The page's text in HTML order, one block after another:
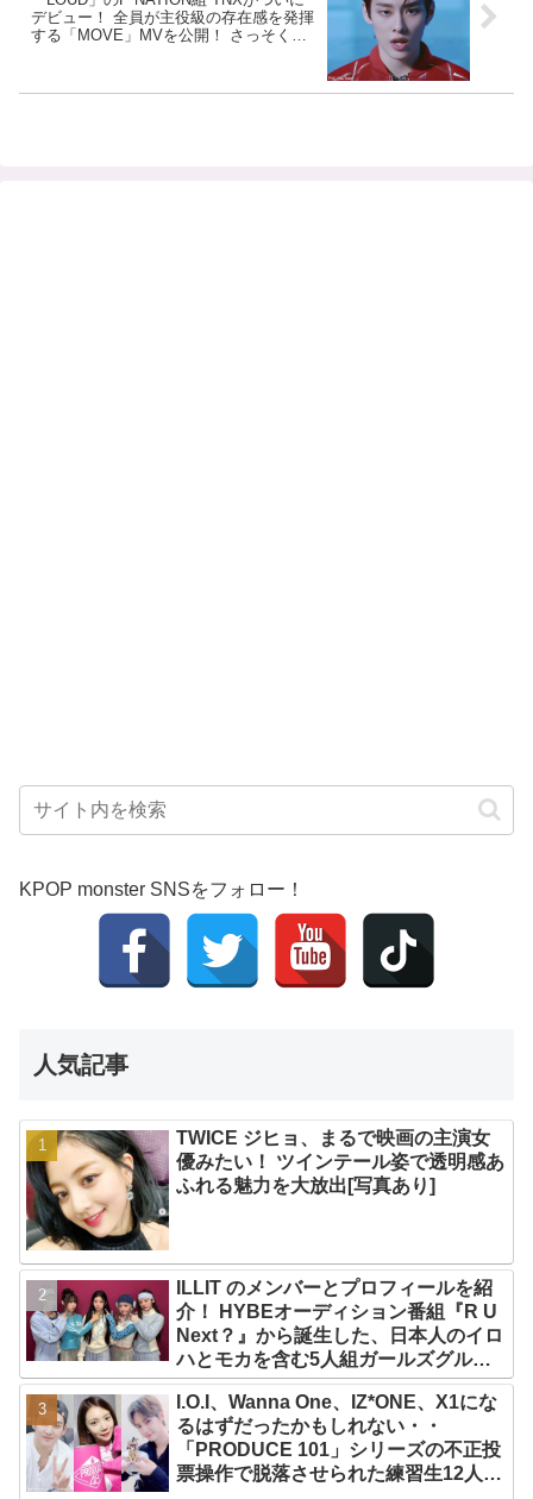
デビュー！ 全員が主役級の存在感を発揮
する「MOVE」MVを公開！ さっそくフ
KPOP monster SNSをフォロー！
人気記事
TWICE ジヒョ、まるで映画の主演女
優みたい！ ツインテール姿で透明感あ
ふれる魅力を大放出[写真あり]
ILLIT のメンバーとプロフィールを紹
介！ HYBEオーディション番組『R U
Next？』から誕生した、日本人のイロ
ハとモカを含む5人組ガールズグルー
プ！ デビュー曲「Magnetic」がいき
なりの大ヒット
I.O.I、Wanna One、IZ*ONE、X1にな
るはずだったかもしれない・・
「PRODUCE 101」シリーズの不正投
票操作で脱落させられた練習生12人の